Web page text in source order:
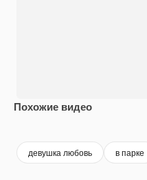
Похожие видео
девушка любовь в парке